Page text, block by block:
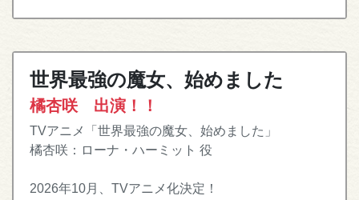
世界最強の魔女、始めました
橘杏咲 出演！！
TVアニメ「世界最強の魔女、始めました」
橘杏咲：ローナ・ハーミット 役
2026年10月、TVアニメ化決定！